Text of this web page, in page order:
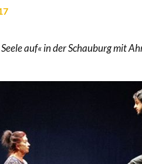
auf« in der Schauburg mit